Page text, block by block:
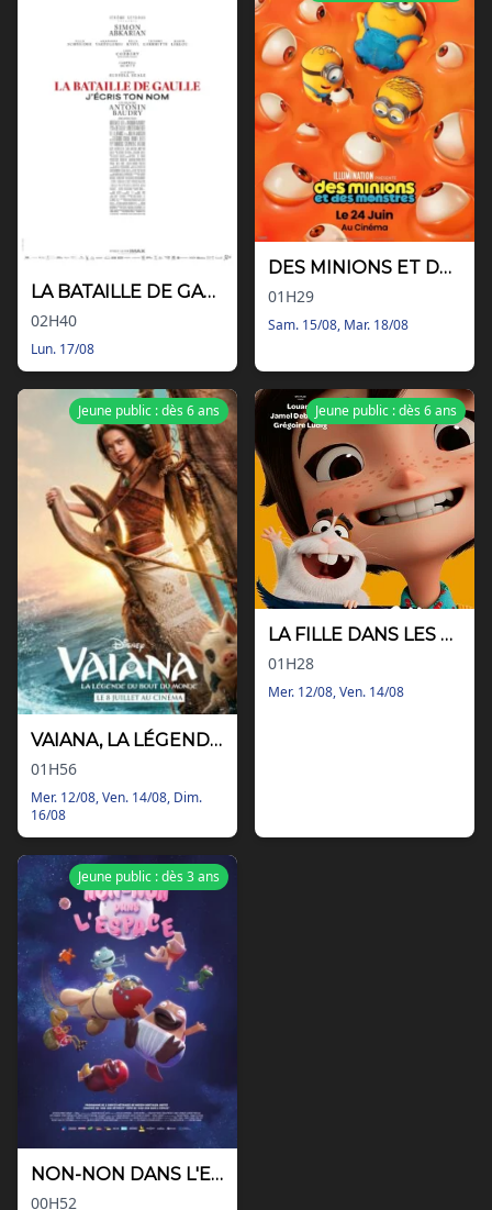
LA BATAILLE DE GAULLE - PARTIE 2 : J'ÉCRIS TOM NOM
02H40
Lun. 17/08
DES MINIONS ET DES MONSTRES
01H29
Sam. 15/08, Mar. 18/08
Jeune public : dès 6 ans
VAIANA, LA LÉGENDE DU BOUT DU MONDE
01H56
Mer. 12/08, Ven. 14/08, Dim.
16/08
Jeune public : dès 6 ans
LA FILLE DANS LES NUAGES
01H28
Mer. 12/08, Ven. 14/08
Jeune public : dès 3 ans
NON-NON DANS L'ESPACE
00H52